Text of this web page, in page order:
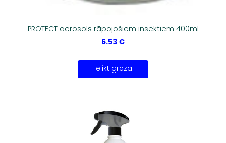
PROTECT aerosols rāpojošiem insektiem 400ml
6.53 €
Ielikt grozā